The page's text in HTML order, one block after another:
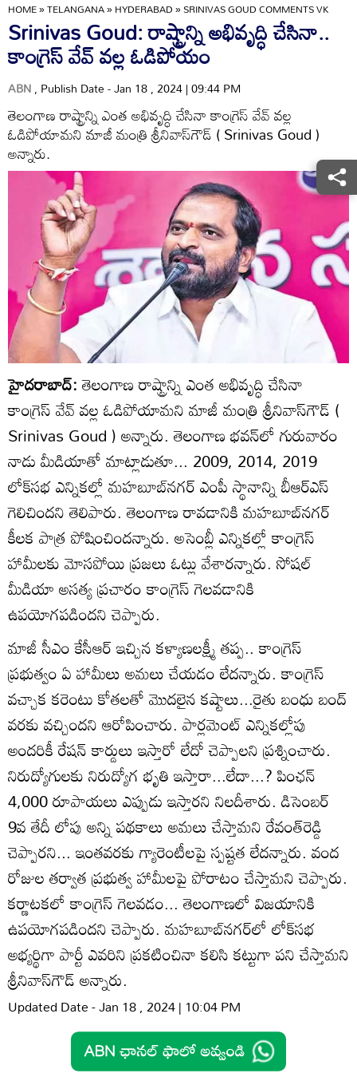
HOME»TELANGANA»HYDERABAD»SRINIVAS GOUD COMMENTS VK
Srinivas Goud: రాష్ట్రాన్ని అభివృద్ధి చేసినా..
కాంగ్రెస్ వేవ్ వల్ల ఓడిపోయం
ABN, Publish Date - Jan 18 , 2024 | 09:44 PM
తెలంగాణ రాష్ట్రాన్ని ఎంత అభివృద్ధి చేసినా కాంగ్రెస్ వేవ్ వల్ల
ఓడిపోయామని మాజీ మంత్రి శ్రీనివాస్‌గౌడ్ ( Srinivas Goud )
అన్నారు.
హైదరాబాద్:తెలంగాణ రాష్ట్రాన్ని ఎంత అభివృద్ధి చేసినా
కాంగ్రెస్ వేవ్ వల్ల ఓడిపోయామని మాజీ మంత్రి శ్రీనివాస్‌గౌడ్ (
Srinivas Goud ) అన్నారు. తెలంగాణ భవన్‌లో గురువారం
నాడు మీడియాతో మాట్లాడుతూ... 2009, 2014, 2019
లోక్‌సభ ఎన్నికల్లో మహబూబ్‌నగర్ ఎంపీ స్థానాన్ని బీఆర్ఎస్
గెలిచిందని తెలిపారు. తెలంగాణ రావడానికి మహబూబ్‌నగర్
కీలక పాత్ర పోషించిందన్నారు. అసెంబ్లీ ఎన్నికల్లో కాంగ్రెస్
హామీలకు మోసపోయి ప్రజలు ఓట్లు వేశారన్నారు. సోషల్
మీడియా అసత్య ప్రచారం కాంగ్రెస్ గెలవడానికి
ఉపయోగపడిందని చెప్పారు.
మాజీ సీఎం కేసీఆర్ ఇచ్చిన కళ్యాణలక్ష్మీ తప్ప.. కాంగ్రెస్
ప్రభుత్వం ఏ హామీలు అమలు చేయడం లేదన్నారు. కాంగ్రెస్
వచ్చాక కరెంటు కోతలతో మొదలైన కష్టాలు...రైతు బంధు బంద్
వరకు వచ్చిందని ఆరోపించారు. పార్లమెంట్ ఎన్నికల్లోపు
అందరికీ రేషన్ కార్డులు ఇస్తారో లేదో చెప్పాలని ప్రశ్నించారు.
నిరుద్యోగులకు నిరుద్యోగ భృతి ఇస్తారా...లేదా...? పింఛన్
4,000 రూపాయలు ఎప్పుడు ఇస్తారని నిలదీశారు. డిసెంబర్
9వ తేదీ లోపు అన్ని పథకాలు అమలు చేస్తామని రేవంత్‌రెడ్డి
చెప్పారని... ఇంతవరకు గ్యారెంటీలపై స్పష్టత లేదన్నారు. వంద
రోజుల తర్వాత ప్రభుత్వ హామీలపై పోరాటం చేస్తామని చెప్పారు.
కర్ణాటకలో కాంగ్రెస్ గెలవడం... తెలంగాణలో విజయానికి
ఉపయోగపడిందని చెప్పారు. మహబూబ్‌నగర్‌లో లోక్‌సభ
అభ్యర్థిగా పార్టీ ఎవరిని ప్రకటించినా కలిసి కట్టుగా పని చేస్తామని
శ్రీనివాస్‌గౌడ్ అన్నారు.
Updated Date - Jan 18 , 2024 | 10:04 PM